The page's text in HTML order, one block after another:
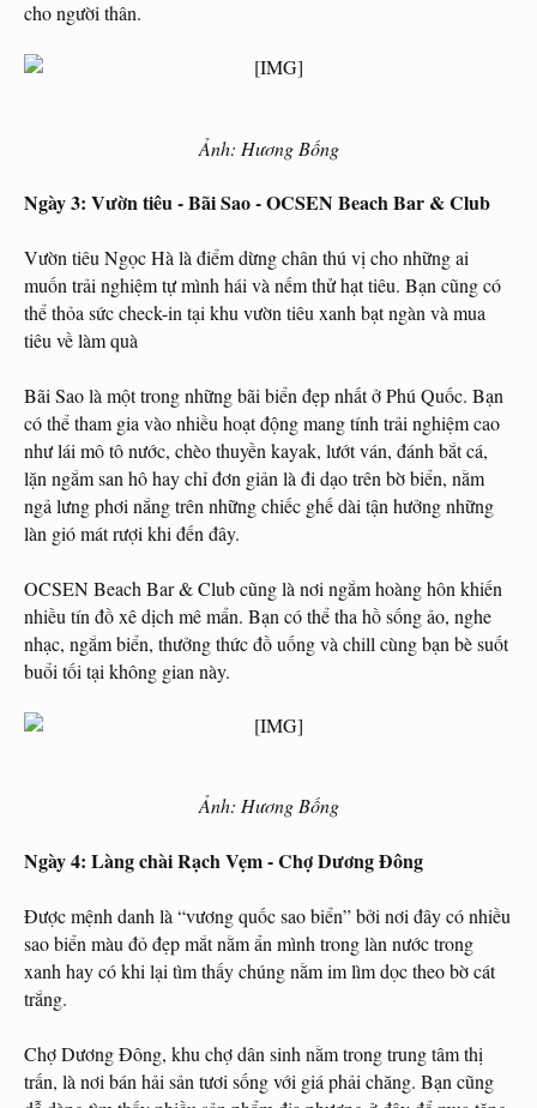
cho người thân.
Ảnh: Hương Bống
Ngày 3: Vườn tiêu - Bãi Sao - OCSEN Beach Bar & Club
Vườn tiêu Ngọc Hà là điểm dừng chân thú vị cho những ai
muốn trải nghiệm tự mình hái và nếm thử hạt tiêu. Bạn cũng có
thể thỏa sức check-in tại khu vườn tiêu xanh bạt ngàn và mua
tiêu về làm quà
Bãi Sao là một trong những bãi biển đẹp nhất ở Phú Quốc. Bạn
có thể tham gia vào nhiều hoạt động mang tính trải nghiệm cao
như lái mô tô nước, chèo thuyền kayak, lướt ván, đánh bắt cá,
lặn ngắm san hô hay chỉ đơn giản là đi dạo trên bờ biển, nằm
ngả lưng phơi nắng trên những chiếc ghế dài tận hưởng những
làn gió mát rượi khi đến đây.
OCSEN Beach Bar & Club cũng là nơi ngắm hoàng hôn khiến
nhiều tín đồ xê dịch mê mẩn. Bạn có thể tha hồ sống ảo, nghe
nhạc, ngắm biển, thưởng thức đồ uống và chill cùng bạn bè suốt
buổi tối tại không gian này.
Ảnh: Hương Bống
Ngày 4: Làng chài Rạch Vẹm - Chợ Dương Đông
Được mệnh danh là “vương quốc sao biển” bởi nơi đây có nhiều
sao biển màu đỏ đẹp mắt nằm ẩn mình trong làn nước trong
xanh hay có khi lại tìm thấy chúng nằm im lìm dọc theo bờ cát
trắng.
Chợ Dương Đông, khu chợ dân sinh nằm trong trung tâm thị
trấn, là nơi bán hải sản tươi sống với giá phải chăng. Bạn cũng